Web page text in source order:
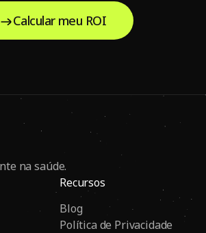
Calcular meu ROI
na saúde.
Recursos
Blog
Política de Privacidade